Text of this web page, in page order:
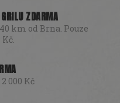
ZDARMA
km od Brna. Pouze
000 Kč